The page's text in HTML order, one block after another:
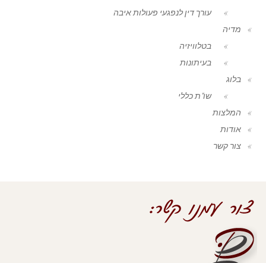
עורך דין לנפגעי פעולות איבה
מדיה
בטלוויזיה
בעיתונות
בלוג
שו"ת כללי
המלצות
אודות
צור קשר